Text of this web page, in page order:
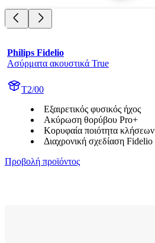
Philips Fidelio
Ασύρματα ακουστικά True
T2/00
Εξαιρετικός φυσικός ήχος
Ακύρωση θορύβου Pro+
Κορυφαία ποιότητα κλήσεων
Διαχρονική σχεδίαση Fidelio
Προβολή προϊόντος